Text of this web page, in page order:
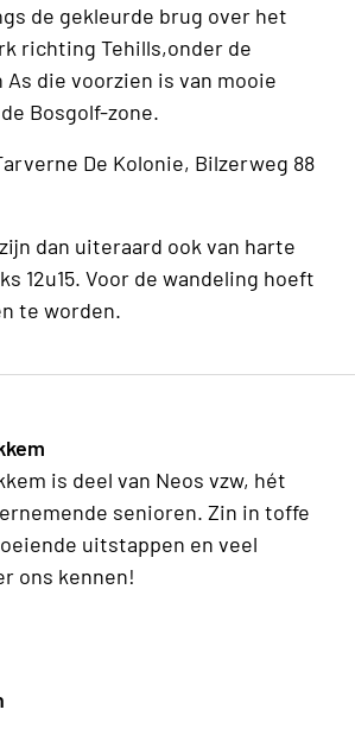
de gekleurde brug over het
richting Tehills,onder de
die voorzien is van mooie
Bosgolf-zone.
De Kolonie, Bilzerweg 88
dan uiteraard ook van harte
12u15. Voor de wandeling hoeft
te worden.
is deel van Neos vzw, hét
senioren. Zin in toffe
uitstappen en veel
ons kennen!